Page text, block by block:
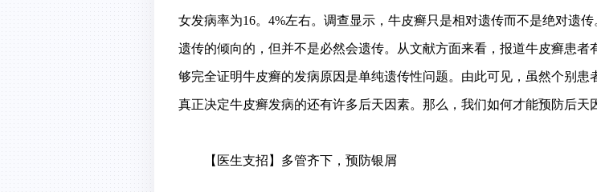
女发病率为16。4%左右。调查显示，牛皮癣只是相对遗传而不是绝对遗
遗传的倾向的，但并不是必然会遗传。从文献方面来看，报道牛皮癣患
够完全证明牛皮癣的发病原因是单纯遗传性问题。由此可见，虽然个别患
真正决定牛皮癣发病的还有许多后天因素。那么，我们如何才能预防后天
【医生支招】多管齐下，预防银屑